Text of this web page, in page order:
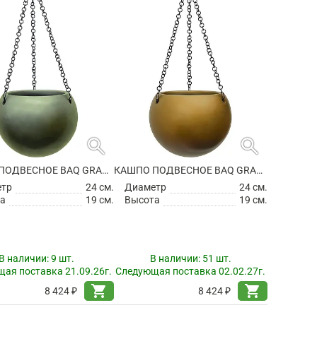
search
КАШПО ПОДВЕСНОЕ BAQ GRADIENT HANGING GLOBE MATT FOREST GREEN
24 см.
19 см.
наличии:9 шт.
поставка 21.09.26г.
8 424 ₽
shopping_cart
search
КАШПО ПОДВЕСНОЕ BAQ GRADIENT HANGING GLOBE MATT HONEY
Диаметр
24 см.
Высота
19 см.
В наличии: 51 шт.
Следующая поставка 02.02.27г.
8 424 ₽
shopping_cart